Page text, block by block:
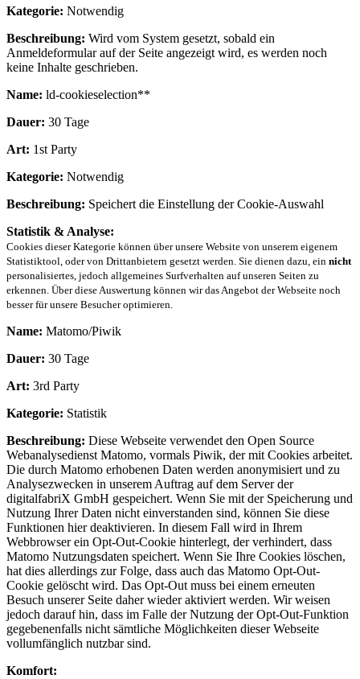
Kategorie: Notwendig
Beschreibung: Wird vom System gesetzt, sobald ein
Anmeldeformular auf der Seite angezeigt wird, es werden noch
keine Inhalte geschrieben.
Name: ld-cookieselection**
Dauer: 30 Tage
Art: 1st Party
Kategorie: Notwendig
Beschreibung: Speichert die Einstellung der Cookie-Auswahl
Statistik & Analyse:
Cookies dieser Kategorie können über unsere Website von unserem eigenem
Statistiktool, oder von Drittanbietern gesetzt werden. Sie dienen dazu, ein nicht
personalisiertes, jedoch allgemeines Surfverhalten auf unseren Seiten zu
erkennen. Über diese Auswertung können wir das Angebot der Webseite noch
besser für unsere Besucher optimieren.
Name: Matomo/Piwik
Dauer: 30 Tage
Art: 3rd Party
Kategorie: Statistik
Beschreibung: Diese Webseite verwendet den Open Source
Webanalysedienst Matomo, vormals Piwik, der mit Cookies arbeitet.
Die durch Matomo erhobenen Daten werden anonymisiert und zu
Analysezwecken in unserem Auftrag auf dem Server der
digitalfabriX GmbH gespeichert. Wenn Sie mit der Speicherung und
Nutzung Ihrer Daten nicht einverstanden sind, können Sie diese
Funktionen hier deaktivieren. In diesem Fall wird in Ihrem
Webbrowser ein Opt-Out-Cookie hinterlegt, der verhindert, dass
Matomo Nutzungsdaten speichert. Wenn Sie Ihre Cookies löschen,
hat dies allerdings zur Folge, dass auch das Matomo Opt-Out-
Cookie gelöscht wird. Das Opt-Out muss bei einem erneuten
Besuch unserer Seite daher wieder aktiviert werden. Wir weisen
jedoch darauf hin, dass im Falle der Nutzung der Opt-Out-Funktion
gegebenenfalls nicht sämtliche Möglichkeiten dieser Webseite
vollumfänglich nutzbar sind.
Komfort: